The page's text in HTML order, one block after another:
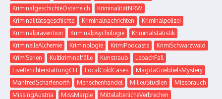
KriminalgeschichteÖsterreich
KriminalitätNRW
Kriminalitätsgeschichte
Kriminalnachrichten
Kriminalpolizei
Kriminalprävention
Kriminalpsychologie
Kriminalstatistik
KriminelleAlchemie
Kriminologie KrimiPodcasts
KrimiSchwarzwald
KrimiSerien
Kultkriminalfälle Kunstraub
LebachFall
LiveBerichterstattungCH
LocalColdCases
MagdaGoebbelsMystery
ManfredScharfenorth
Menschenhandel MilieuStudien
Missbrauch
MissingAustria
MissMarple
MittelalterlicheVerbrechen